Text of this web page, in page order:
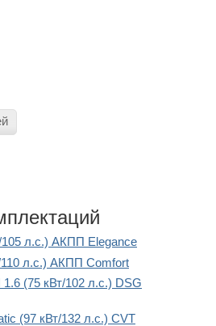
105 л.с.) АКПП Elegance
110 л.с.) АКПП Comfort
(75 кВт/102 л.с.) DSG
(97 кВт/132 л.с.) CVT